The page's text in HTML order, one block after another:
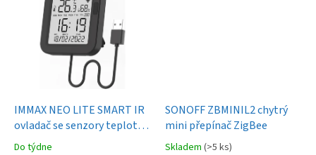
IMMAX NEO LITE SMART IR
ovladač se senzory teploty a
vlhkosti s LCD, Wi-Fi, TUYA
Do týdne
SONOFF ZBMINIL2 chytrý
mini přepínač ZigBee
Skladem (>5 ks)